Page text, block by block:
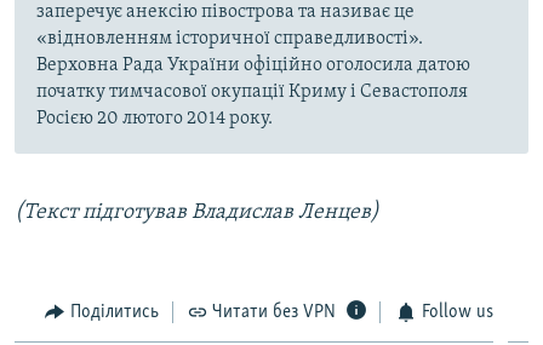
заперечує анексію півострова та називає це
«відновленням історичної справедливості».
Верховна Рада України офіційно оголосила датою
початку тимчасової окупації Криму і Севастополя
Росією 20 лютого 2014 року.
(Текст підготував Владислав Ленцев)
Поділитись Читати без VPN Follow us